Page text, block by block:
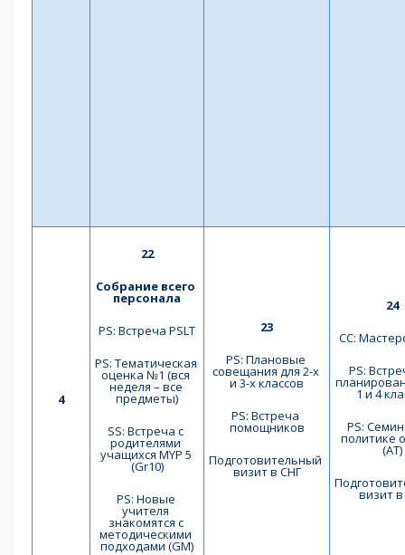
4
22
Собрание всего
персонала
PS: Встреча PSLT
PS: Тематическая
оценка №1 (вся
неделя – все
предметы)
SS: Встреча с
родителями
учащихся MYP 5
(Gr10)
PS: Новые
учителя
знакомятся с
методическими
подходами (GM)
23
PS: Плановые
совещания для 2-х
и 3-х классов
PS: Встреча
помощников
Подготовительный
визит в СНГ
24
СС:
PS:
1 и 4
PS:
политике
(AT)
визит